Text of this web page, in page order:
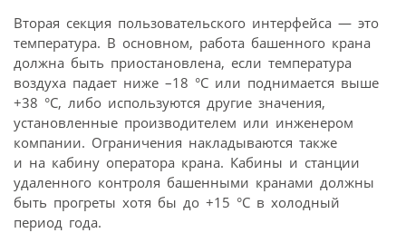
Вторая секция пользовательского интерфейса — это
температура. В основном, работа башенного крана
должна быть приостановлена, если температура
воздуха падает ниже –18 °C или поднимается выше
+38 °C, либо используются другие значения,
установленные производителем или инженером
компании. Ограничения накладываются также
и на кабину оператора крана. Кабины и станции
удаленного контроля башенными кранами должны
быть прогреты хотя бы до +15 °C в холодный
период года.